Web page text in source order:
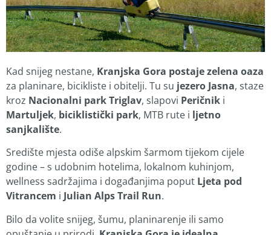
Kad snijeg nestane, Kranjska Gora postaje zelena oaza
za planinare, bicikliste i obitelji. Tu su jezero Jasna, staze
kroz Nacionalni park Triglav, slapovi Peričnik i
Martuljek, biciklistički park, MTB rute i ljetno
sanjkalište.
Središte mjesta odiše alpskim šarmom tijekom cijele
godine – s udobnim hotelima, lokalnom kuhinjom,
wellness sadržajima i događanjima poput Ljeta pod
Vitrancem i Julian Alps Trail Run.
Bilo da volite snijeg, šumu, planinarenje ili samo